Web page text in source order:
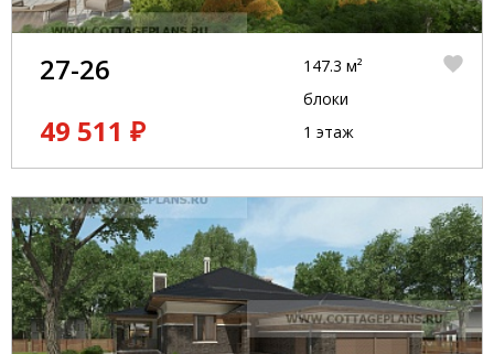
27-26
49 511 ₽
147.3 м²
блоки
1 этаж